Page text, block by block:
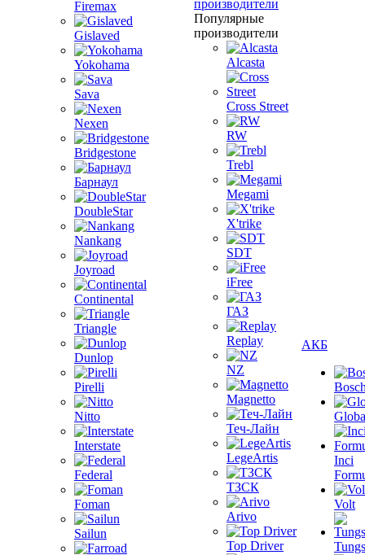
Firemax
Gislaved
Yokohama
Sava
Nexen
Bridgestone
Барнаул
DoubleStar
Nankang
Joyroad
Continental
Triangle
Dunlop
Pirelli
Nitto
Interstate
Federal
Foman
Sailun
производители
Популярные
производители
Alcasta
Cross Street
RW
Trebl
Megami
X'trike
SDT
iFree
ГАЗ
Replay
NZ
Magnetto
Теч-Лайн
LegeArtis
ТЗСК
Arivo
Top Driver
АКБ
Inci
Volt